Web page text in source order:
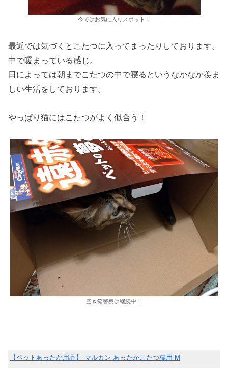
今ではお気に入りスポット！
最近では気づくとこたつに入ってまったりしております。
中で暖まっている感じ。
日によっては朝までこたつの中で寝るというなかなか羨ま
しい生活をしております。
やっぱり猫にはこたつがよく似合う！
空き箱警察は継続中！
【ペットあったか用品】 マルカン あったかこたつ猫用 M